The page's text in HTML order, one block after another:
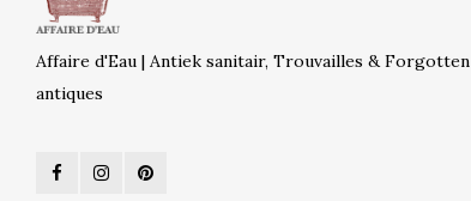
Affaire d'Eau | Antiek sanitair, Trouvailles & Forgotten
antiques